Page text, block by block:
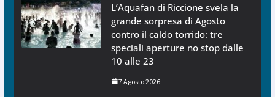
L’Aquafan di Riccione svela la
grande sorpresa di Agosto
contro il caldo torrido: tre
speciali aperture no stop dalle
10 alle 23
7 Agosto 2026